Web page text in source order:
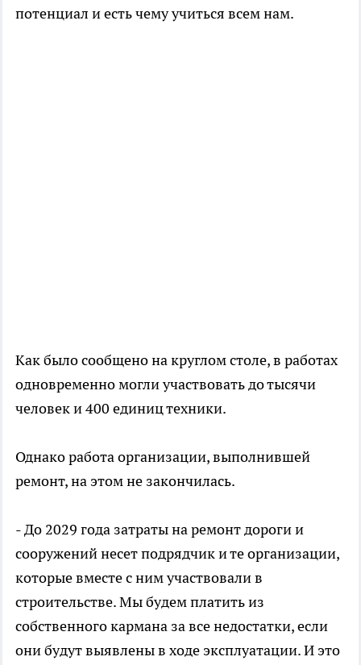
потенциал и есть чему учиться всем нам.
Как было сообщено на круглом столе, в работах
одновременно могли участвовать до тысячи
человек и 400 единиц техники.
Однако работа организации, выполнившей
ремонт, на этом не закончилась.
- До 2029 года затраты на ремонт дороги и
сооружений несет подрядчик и те организации,
которые вместе с ним участвовали в
строительстве. Мы будем платить из
собственного кармана за все недостатки, если
они будут выявлены в ходе эксплуатации. И это